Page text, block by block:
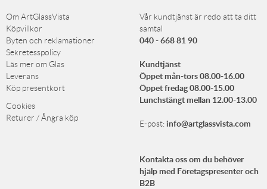
Om ArtGlassVista
Köpvillkor
Byten och reklamationer
Sekretesspolicy
Läs mer om Glas
Leverans
Köp presentkort
Cookies
Returer / Ångra köp
Vår kundtjänst är redo att ta ditt
samtal
040 - 668 81 90
Kundtjänst
Öppet mån-tors 08.00-16.00
Öppet fredag 08.00-15.00
Lunchstängt mellan 12.00-13.00
E-post:info@artglassvista.com
Kontakta oss om du behöver
hjälp med Företagspresenter och
B2B